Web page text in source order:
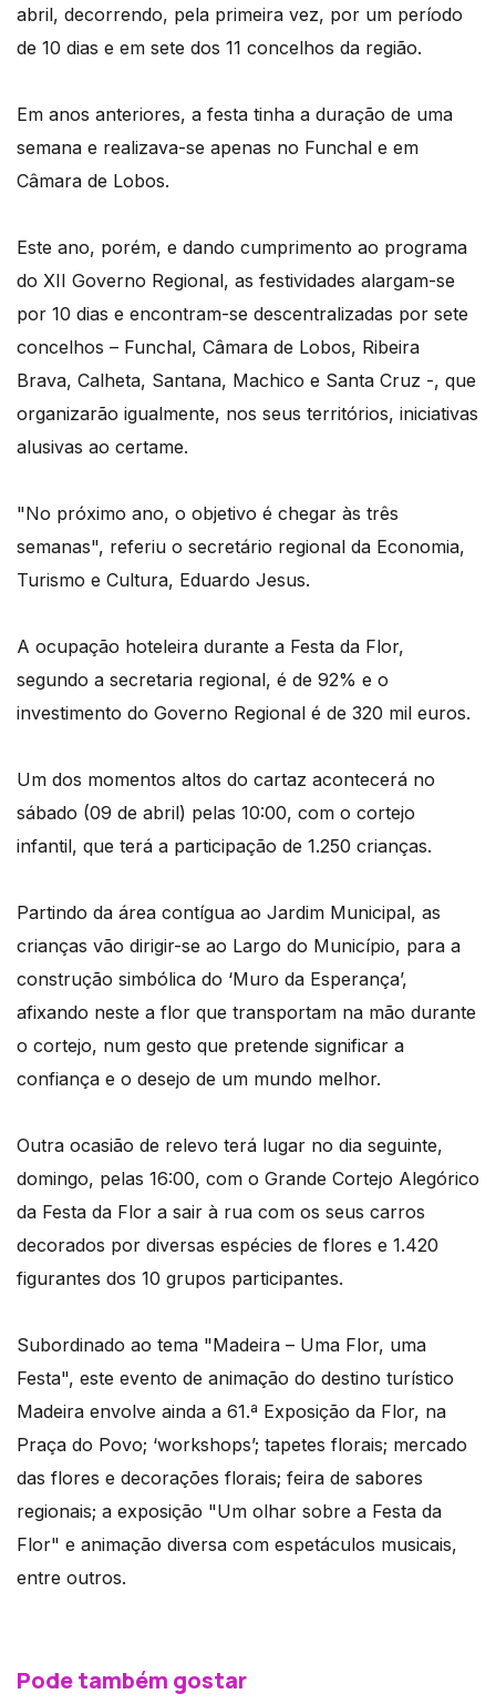
abril, decorrendo, pela primeira vez, por um período
de 10 dias e em sete dos 11 concelhos da região.
Em anos anteriores, a festa tinha a duração de uma
semana e realizava-se apenas no Funchal e em
Câmara de Lobos.
Este ano, porém, e dando cumprimento ao programa
do XII Governo Regional, as festividades alargam-se
por 10 dias e encontram-se descentralizadas por sete
concelhos – Funchal, Câmara de Lobos, Ribeira
Brava, Calheta, Santana, Machico e Santa Cruz -, que
organizarão igualmente, nos seus territórios, iniciativas
alusivas ao certame.
"No próximo ano, o objetivo é chegar às três
semanas", referiu o secretário regional da Economia,
Turismo e Cultura, Eduardo Jesus.
A ocupação hoteleira durante a Festa da Flor,
segundo a secretaria regional, é de 92% e o
investimento do Governo Regional é de 320 mil euros.
Um dos momentos altos do cartaz acontecerá no
sábado (09 de abril) pelas 10:00, com o cortejo
infantil, que terá a participação de 1.250 crianças.
Partindo da área contígua ao Jardim Municipal, as
crianças vão dirigir-se ao Largo do Município, para a
construção simbólica do ‘Muro da Esperança’,
afixando neste a flor que transportam na mão durante
o cortejo, num gesto que pretende significar a
confiança e o desejo de um mundo melhor.
Outra ocasião de relevo terá lugar no dia seguinte,
domingo, pelas 16:00, com o Grande Cortejo Alegórico
da Festa da Flor a sair à rua com os seus carros
decorados por diversas espécies de flores e 1.420
figurantes dos 10 grupos participantes.
Subordinado ao tema "Madeira – Uma Flor, uma
Festa", este evento de animação do destino turístico
Madeira envolve ainda a 61.ª Exposição da Flor, na
Praça do Povo; ‘workshops’; tapetes florais; mercado
das flores e decorações florais; feira de sabores
regionais; a exposição "Um olhar sobre a Festa da
Flor" e animação diversa com espetáculos musicais,
entre outros.
Pode também gostar